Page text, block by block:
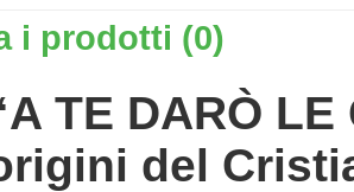
i prodotti (0)
TE DARÒ LE
del